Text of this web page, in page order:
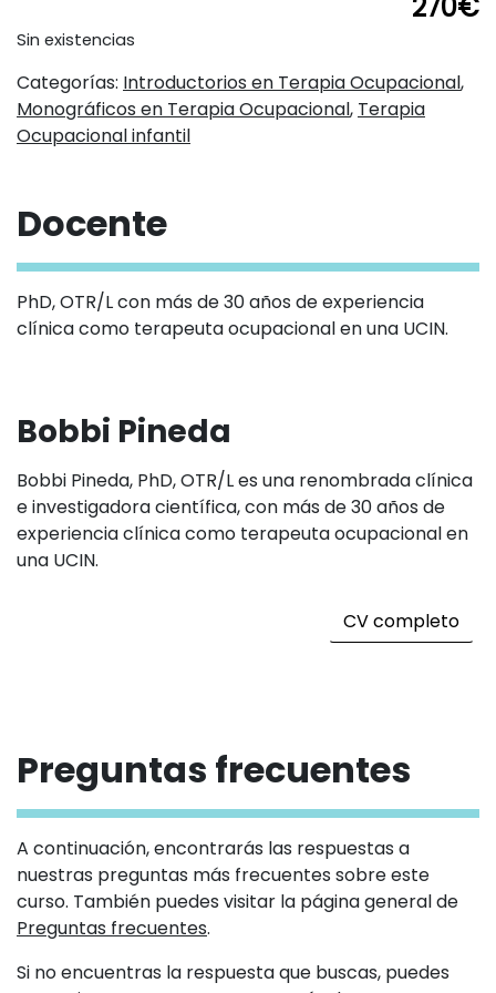
Elegir la evaluación adecuada
Introducción a las pruebas estandarizadas
utilizadas en la UCIN
Docente/s
Horas de dedicación
Modalidad
Online en directo
Fechas / Horarios
Domingo 02 Marzo 2025
Componentes esenciales de la alimentación
neonatal.
Determinación de la preparación del lactante
permanente proporcionando experiencias
Evaluaciones de la alimentación para la lactancia
materna, evaluación de la preparación,
determinación de la alimentación problemática en
Evaluación de los resultados de la alimentación
para atender las necesidades individuales de un
lactante de alto riesgo.
Intervenciones alimentarias para el lactante de
alto riesgo
Identificación de problemas y objetivos
terapéuticos a partir de la evaluación
neuroconductual y de la alimentación.
Diseño de intervenciones específicas basadas en
Sin existencias
Categorías: Introductorios en Terapia Ocupacional,
Monográficos en Terapia Ocupacional, Terapia
Ocupacional infantil
Docente
PhD, OTR/L con más de 30 años de experiencia
clínica como terapeuta ocupacional en una UCIN.
Bobbi Pineda
Bobbi Pineda, PhD, OTR/L es una renombrada clínica
e investigadora científica, con más de 30 años de
experiencia clínica como terapeuta ocupacional en
una UCIN.
CV completo
Preguntas frecuentes
A continuación, encontrarás las respuestas a
nuestras preguntas más frecuentes sobre este
curso. También puedes visitar la página general de
Preguntas frecuentes.
Si no encuentras la respuesta que buscas, puedes